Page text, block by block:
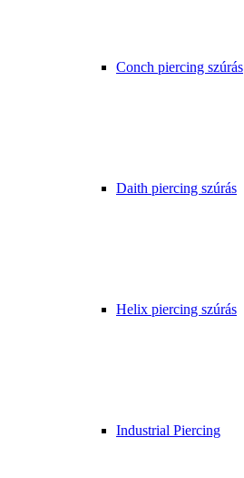
Conch piercing szúrás
Daith piercing szúrás
Helix piercing szúrás
Industrial Piercing